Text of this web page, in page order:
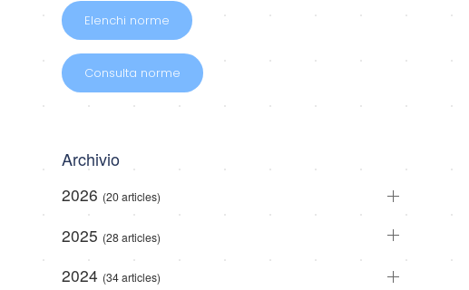
Elenchi norme
Consulta norme
Archivio
2026 (20 articles)
2025 (28 articles)
2024 (34 articles)